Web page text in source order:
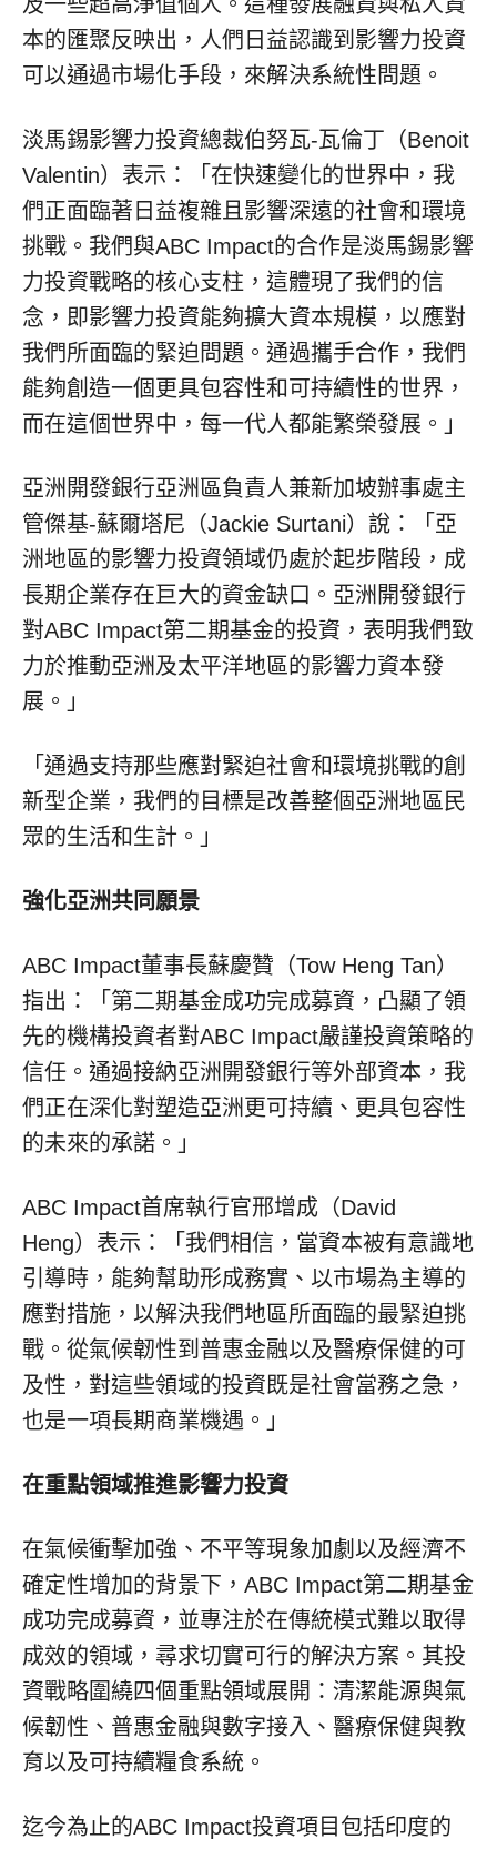
本的匯聚反映出，人們日益認識到影響力投資
可以通過市場化手段，來解決系統性問題。
淡馬錫影響力投資總裁伯努瓦-瓦倫丁（Benoit
Valentin）表示：「在快速變化的世界中，我
們正面臨著日益複雜且影響深遠的社會和環境
挑戰。我們與ABC Impact的合作是淡馬錫影響
力投資戰略的核心支柱，這體現了我們的信
念，即影響力投資能夠擴大資本規模，以應對
我們所面臨的緊迫問題。通過攜手合作，我們
能夠創造一個更具包容性和可持續性的世界，
而在這個世界中，每一代人都能繁榮發展。」
亞洲開發銀行亞洲區負責人兼新加坡辦事處主
管傑基-蘇爾塔尼（Jackie Surtani）說：「亞
洲地區的影響力投資領域仍處於起步階段，成
長期企業存在巨大的資金缺口。亞洲開發銀行
對ABC Impact第二期基金的投資，表明我們致
力於推動亞洲及太平洋地區的影響力資本發
展。」
「通過支持那些應對緊迫社會和環境挑戰的創
新型企業，我們的目標是改善整個亞洲地區民
眾的生活和生計。」
強化亞洲共同願景
ABC Impact董事長蘇慶贊（Tow Heng Tan）
指出：「第二期基金成功完成募資，凸顯了領
先的機構投資者對ABC Impact嚴謹投資策略的
信任。通過接納亞洲開發銀行等外部資本，我
們正在深化對塑造亞洲更可持續、更具包容性
的未來的承諾。」
ABC Impact首席執行官邢增成（David
Heng）表示：「我們相信，當資本被有意識地
引導時，能夠幫助形成務實、以市場為主導的
應對措施，以解決我們地區所面臨的最緊迫挑
戰。從氣候韌性到普惠金融以及醫療保健的可
及性，對這些領域的投資既是社會當務之急，
也是一項長期商業機遇。」
在重點領域推進影響力投資
在氣候衝擊加強、不平等現象加劇以及經濟不
確定性增加的背景下，ABC Impact第二期基金
成功完成募資，並專注於在傳統模式難以取得
成效的領域，尋求切實可行的解決方案。其投
資戰略圍繞四個重點領域展開：清潔能源與氣
候韌性、普惠金融與數字接入、醫療保健與教
育以及可持續糧食系統。
迄今為止的ABC Impact投資項目包括印度的